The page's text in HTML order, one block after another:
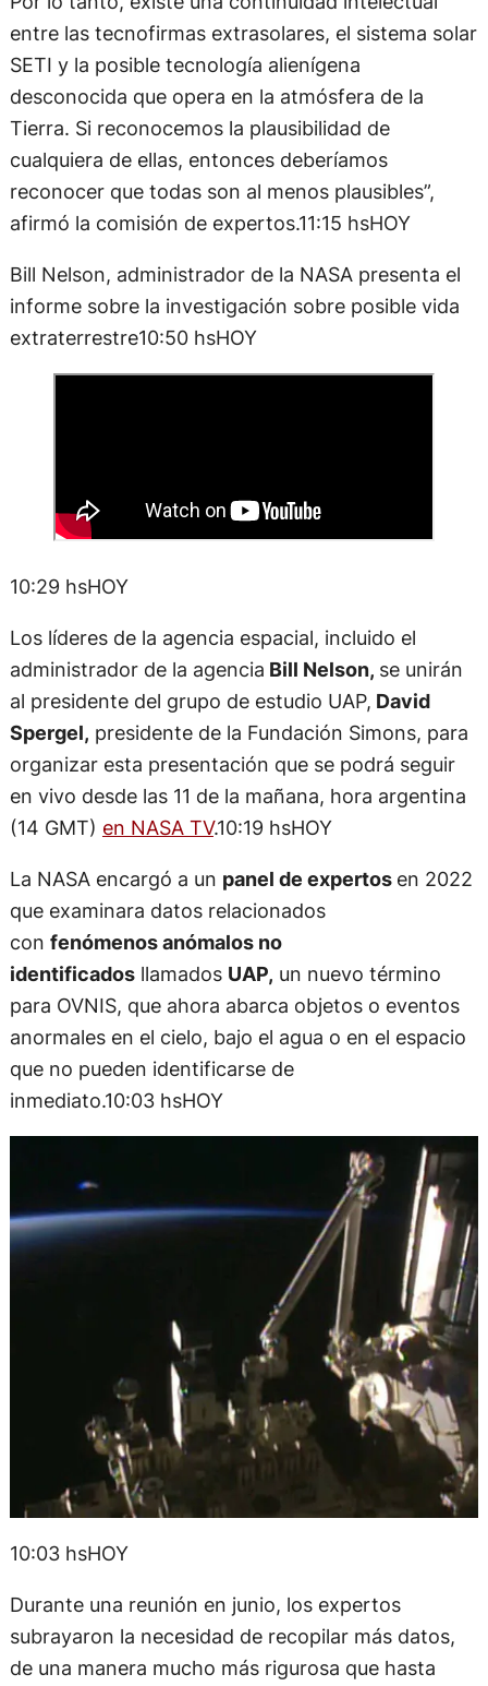
entre las tecnofirmas extrasolares, el sistema solar
SETI y la posible tecnología alienígena
desconocida que opera en la atmósfera de la
Tierra. Si reconocemos la plausibilidad de
cualquiera de ellas, entonces deberíamos
reconocer que todas son al menos plausibles”,
afirmó la comisión de expertos.11:15 hsHOY
Bill Nelson, administrador de la NASA presenta el
informe sobre la investigación sobre posible vida
extraterrestre10:50 hsHOY
10:29 hsHOY
Los líderes de la agencia espacial, incluido el
administrador de la agencia Bill Nelson, se unirán
al presidente del grupo de estudio UAP, David
Spergel, presidente de la Fundación Simons, para
organizar esta presentación que se podrá seguir
en vivo desde las 11 de la mañana, hora argentina
(14 GMT) en NASA TV.10:19 hsHOY
La NASA encargó a un panel de expertos en 2022
que examinara datos relacionados
con fenómenos anómalos no
identificadosllamados UAP, un nuevo término
para OVNIS, que ahora abarca objetos o eventos
anormales en el cielo, bajo el agua o en el espacio
que no pueden identificarse de
inmediato.10:03 hsHOY
10:03 hsHOY
Durante una reunión en junio, los expertos
subrayaron la necesidad de recopilar más datos,
de una manera mucho más rigurosa que hasta